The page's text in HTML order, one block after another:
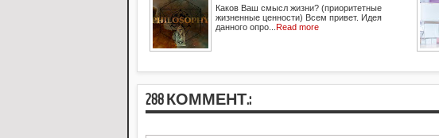
Каков Ваш смысл жизни? (приоритетные
жизненные ценности) Всем привет. Идея
данного опро... Read more
288 КОММЕНТ.: